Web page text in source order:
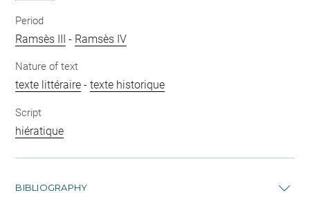
Period
Ramsès III - Ramsès IV
Nature of text
texte littéraire -texte historique
Script
hiératique
BIBLIOGRAPHY